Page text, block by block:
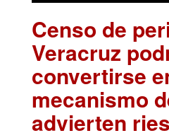
Censo de
Veracruz
convertirse
mecanismo
advierten